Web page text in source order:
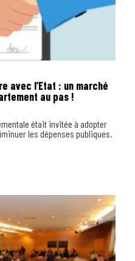
avec l’Etat : un marché
au pas !
était invitée à adopter
les dépenses publiques.